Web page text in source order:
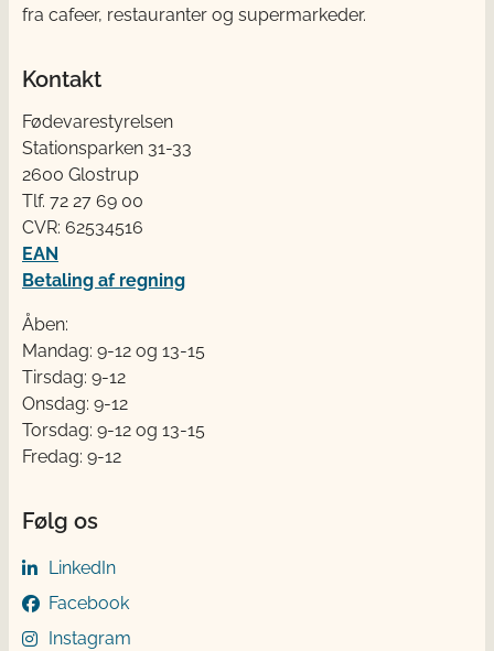
fra cafeer, restauranter og supermarkeder.
Kontakt
Fødevarestyrelsen
Stationsparken 31-33
2600 Glostrup
Tlf. 72 2​​​7 69 00
CVR: 62534516
EAN
Betaling af regning
Åben:
Mandag: 9-12 og 13-15
Tirsdag: 9-12
Onsdag: 9-12
Torsdag: 9-12 og 13-15
Fredag: 9-12
Følg os
LinkedIn
Facebook
Instagram